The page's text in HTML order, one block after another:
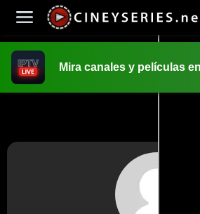
Mira canales y películas